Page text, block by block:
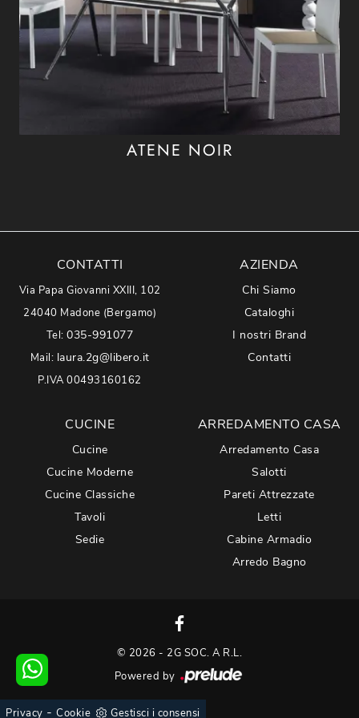
ATENE NOIR
CONTATTI
Via Papa Giovanni XXIII, 102
24040 Madone (Bergamo)
Tel:035-991077
Mail: laura.2g@libero.it
P.IVA 00493160162
AZIENDA
Chi Siamo
Cataloghi
I nostri Brand
Contatti
CUCINE
Cucine
Cucine Moderne
Cucine Classiche
Tavoli
Sedie
ARREDAMENTO CASA
Arredamento Casa
Salotti
Pareti Attrezzate
Letti
Cabine Armadio
Arredo Bagno
© 2026 - 2G SOC. A R.L.
Powered by
Privacy - Cookie Gestisci i consensi